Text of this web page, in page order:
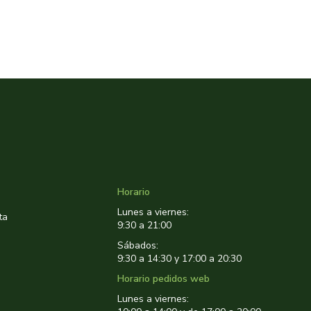
Horario
Lunes a viernes:
9:30 a 21:00
Sábados:
9:30 a 14:30 y 17:00 a 20:30
Horario pedidos web
Lunes a viernes: